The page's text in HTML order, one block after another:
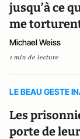
jusqu’à ce
me
Michael Weiss
1 min de lecture
LE BEAU GESTE
Les
porte de